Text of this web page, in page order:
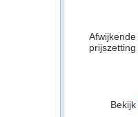
Afwijkende
prijszetting
Bekijk